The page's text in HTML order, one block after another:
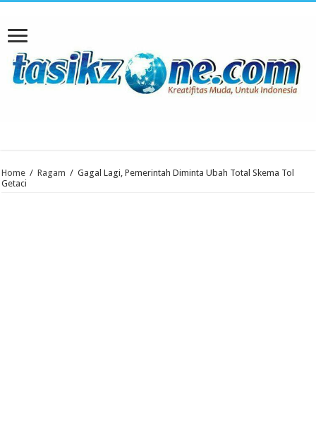
Home / Ragam / Gagal Lagi, Pemerintah Diminta Ubah Total Skema Tol
Getaci